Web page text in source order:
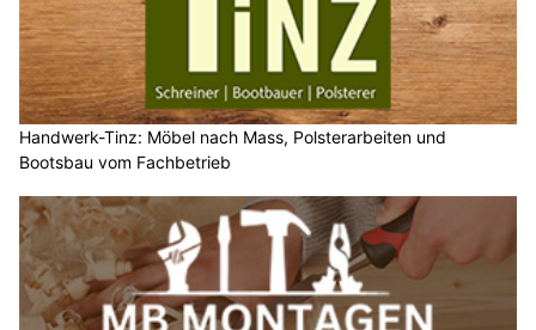
Handwerk-Tinz: Möbel nach Mass, Polsterarbeiten und
Bootsbau vom Fachbetrieb